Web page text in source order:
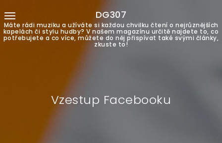
DG307
Máte rádi muziku a užíváte si každou chvilku čtení o nejrůznějších
kapelách či stylu hudby? V našem magazínu určitě najdete to, co
potřebujete a co více, můžete do něj přispívat také svými články,
zkuste to!
Vzestup Facebooku